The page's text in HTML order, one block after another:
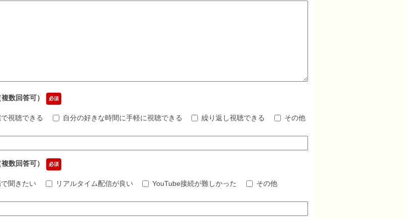
数回答可） 必須
で視聴できる 自分の好きな時間に手軽に視聴できる 繰り返し視聴できる その他
数回答可） 必須
聞きたい リアルタイム配信が良い YouTube接続が難しかった その他